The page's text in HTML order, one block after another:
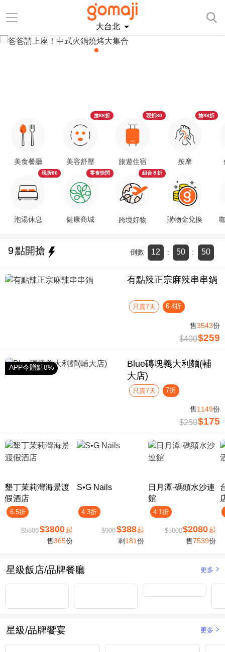
大台北
美食餐廳
泡湯休息
現折80
美容舒壓
搶88折
健康商城
零食快閃
旅遊住宿
現折80
跨境好物
組合８折
按摩
搶88折
購物金兌換
9點開搶 倒數 12 : 50 : 49
有點辣正宗麻辣串串鍋
只賣7天 6.4折
售3543份
$400$259
APP今贈點8%
Blue磚塊義大利麵(輔
大店)
只賣7天 7折
售1149份
$250$175
墾丁茉莉灣海景渡
假酒店
6.5折
$5800$3800 起
售365份
S•G Nails
4.3折
$900$388起
剩 181份
日月潭-碼頭水沙連
館
4.1折
$5000$2080 起
售7539份
星級飯店/品牌餐廳 更多
星級/品牌饗宴 更多